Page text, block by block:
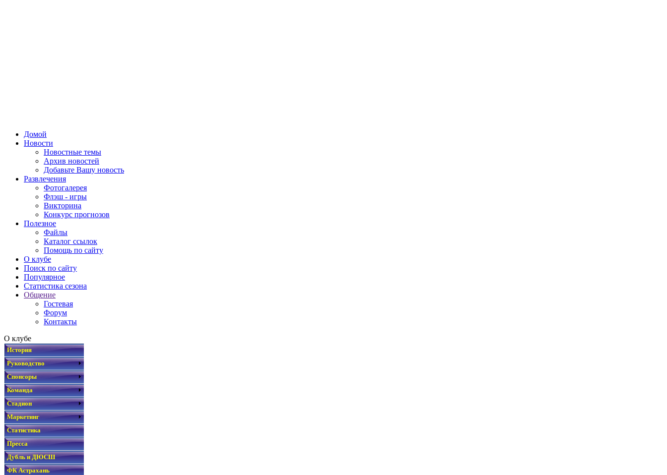
Домой
Новости
Новостные темы
Архив новостей
Добавьте Вашу новость
Развлечения
Фотогалерея
Флэш - игры
Викторина
Конкурс прогнозов
Полезное
Файлы
Каталог ссылок
Помощь по сайту
О клубе
Поиск по сайту
Популярное
Статистика сезона
Общение
Гостевая
Форум
Контакты
О клубе
История
Руководство
Спонсоры
Команда
Стадион
Маркетинг
Статистика
Пресса
Дубль и ДЮСШ
ФК Астрахань